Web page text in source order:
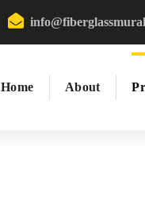
Home About